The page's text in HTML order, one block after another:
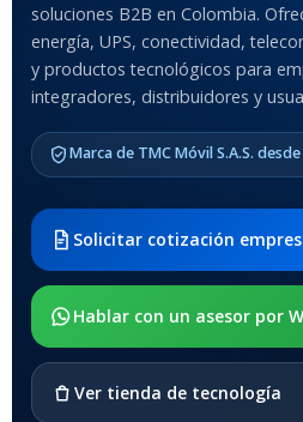
soluciones B2B en Colombia.
energía, UPS, conectividad,
y productos tecnológicos para
integradores, distribuidores y
Marca de TMC Móvil S.A.S.
Solicitar cotización
Hablar con un asesor por
Ver tienda de tecnología